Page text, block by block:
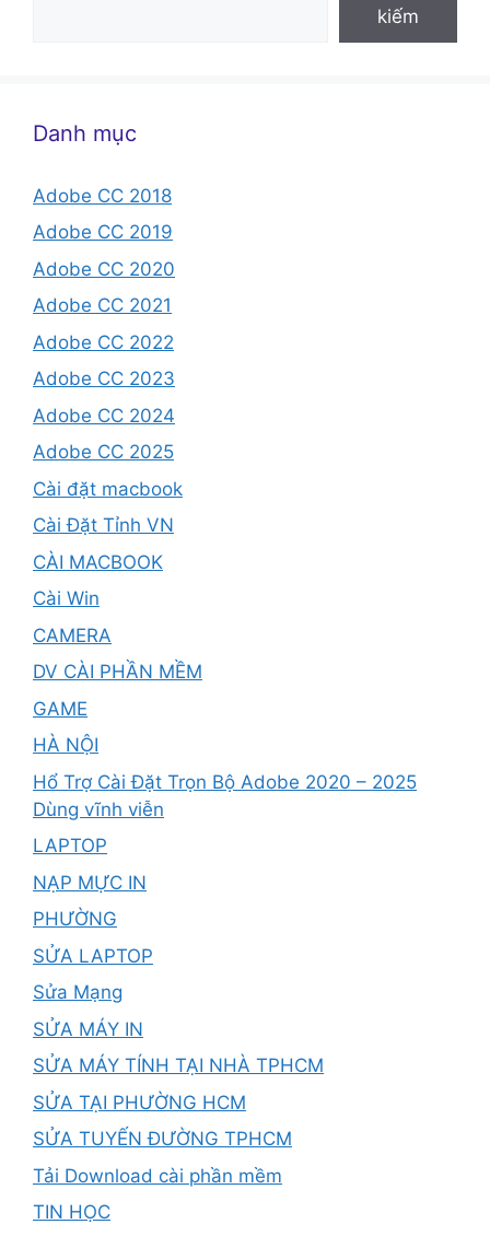
kiếm
Danh mục
Adobe CC 2018
Adobe CC 2019
Adobe CC 2020
Adobe CC 2021
Adobe CC 2022
Adobe CC 2023
Adobe CC 2024
Adobe CC 2025
Cài đặt macbook
Cài Đặt Tỉnh VN
CÀI MACBOOK
Cài Win
CAMERA
DV CÀI PHẦN MỀM
GAME
HÀ NỘI
Hổ Trợ Cài Đặt Trọn Bộ Adobe 2020 – 2025
Dùng vĩnh viễn
LAPTOP
NẠP MỰC IN
PHƯỜNG
SỬA LAPTOP
Sửa Mạng
SỬA MÁY IN
SỬA MÁY TÍNH TẠI NHÀ TPHCM
SỬA TẠI PHƯỜNG HCM
SỬA TUYẾN ĐƯỜNG TPHCM
Tải Download cài phần mềm
TIN HỌC